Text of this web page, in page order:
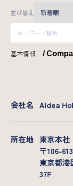
Strategy
カンパニーデック
2026年
Recruit
メッセージ
並び替え
基本情報 /
会社名 AIdea
所在地 東京本社
〒106-
東京都港
37F